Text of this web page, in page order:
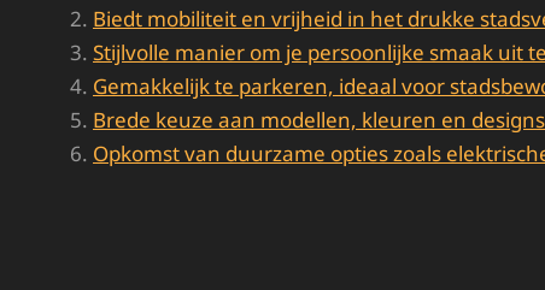
Biedt mobiliteit en vrijheid in het drukke
Stijlvolle manier om je persoonlijke smaak uit
Gemakkelijk te parkeren, ideaal voor
Brede keuze aan modellen, kleuren en
Opkomst van duurzame opties zoals